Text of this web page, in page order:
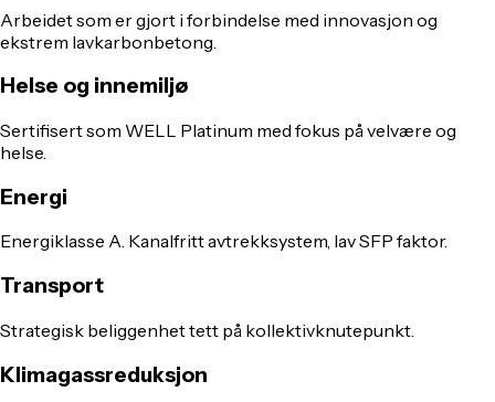
Arbeidet som er gjort i forbindelse med innovasjon og
ekstrem lavkarbonbetong.
Helse og innemiljø
Sertifisert som WELL Platinum med fokus på velvære og
helse.
Energi
Energiklasse A. Kanalfritt avtrekksystem, lav SFP faktor.
Transport
Strategisk beliggenhet tett på kollektivknutepunkt.
Klimagassreduksjon